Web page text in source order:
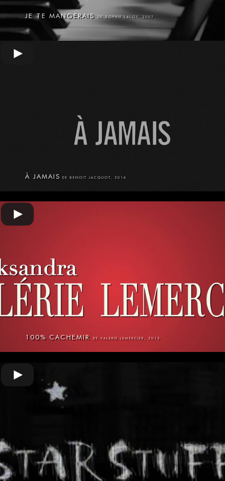
JE TE MANGERAIS DE SOPHIE LALOY, 2007
À JAMAIS DE BENOIT JACQUOT, 2016
100% CACHEMIR DE VALERIE LEMERCIER, 2013